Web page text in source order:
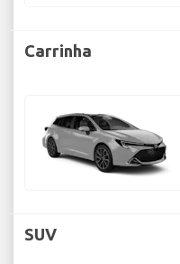
Carrinha
SUV